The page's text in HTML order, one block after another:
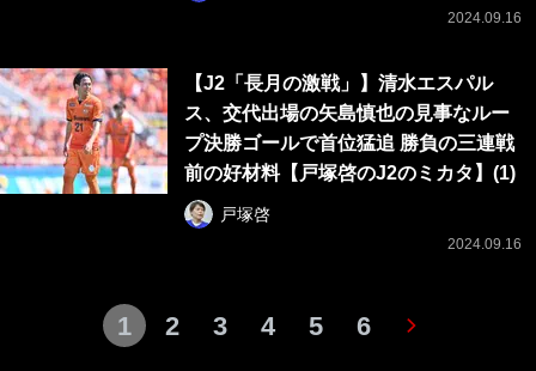
2024.09.16
【J2「長月の激戦」】清水エスパル
ス、交代出場の矢島慎也の見事なルー
プ決勝ゴールで首位猛追 勝負の三連戦
前の好材料【戸塚啓のJ2のミカタ】(1)
戸塚啓
2024.09.16
1 2 3 4 5 6